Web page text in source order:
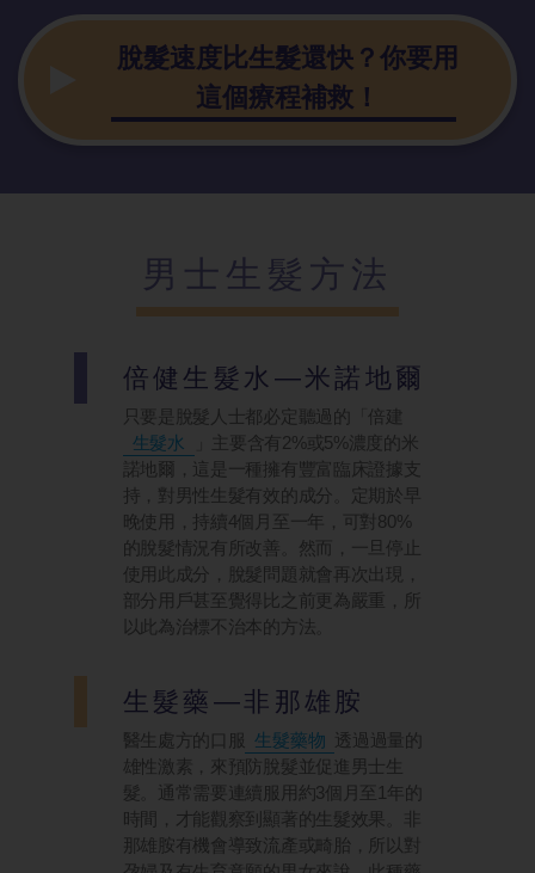
脫髮速度比生髮還快？你要用
這個療程補救！
男士生髮方法
倍健生髮水—米諾地爾
只要是脫髮人士都必定聽過的「倍建
生髮水
」主要含有2%或5%濃度的米
諾地爾，這是一種擁有豐富臨床證據支
持，對男性生髮有效的成分。定期於早
晚使用，持續4個月至一年，可對80%
的脫髮情況有所改善。然而，一旦停止
使用此成分，脫髮問題就會再次出現，
部分用戶甚至覺得比之前更為嚴重，所
以此為治標不治本的方法。
生髮藥—非那 雄胺
醫生處方的口服 生髮藥物
透過過量的
雄性激素，來預防脫髮並促進男士生
髮。通常需要連續服用約3個月至1年的
時間，才能觀察到顯著的生髮效果。非
那雄胺有機會導致流產或畸胎，所以對